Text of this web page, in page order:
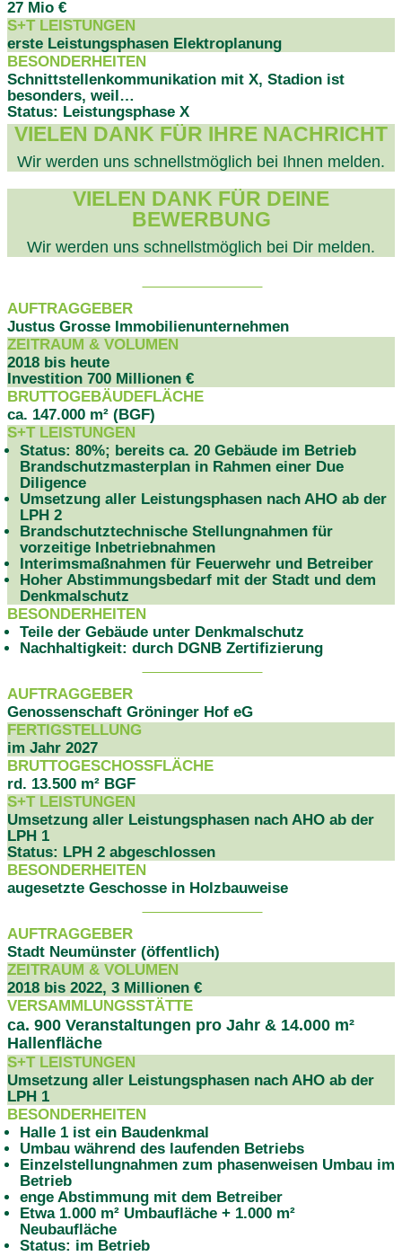
27 Mio €
S+T LEISTUNGEN
erste Leistungsphasen Elektroplanung
BESONDERHEITEN
Schnittstellenkommunikation mit X, Stadion ist
besonders, weil…
Status: Leistungsphase X
VIELEN DANK FÜR IHRE NACHRICHT
Wir werden uns schnellstmöglich bei Ihnen melden.
VIELEN DANK FÜR DEINE
BEWERBUNG
Wir werden uns schnellstmöglich bei Dir melden.
AUFTRAGGEBER
Justus Grosse Immobilienunternehmen
ZEITRAUM & VOLUMEN
2018 bis heute
Investition 700 Millionen €
BRUTTOGEBÄUDEFLÄCHE
ca. 147.000 m² (BGF)
S+T LEISTUNGEN
Status: 80%; bereits ca. 20 Gebäude im Betrieb
Brandschutzmasterplan in Rahmen einer Due
Diligence
Umsetzung aller Leistungsphasen nach AHO ab der
LPH 2
Brandschutztechnische Stellungnahmen für
vorzeitige Inbetriebnahmen
Interimsmaßnahmen für Feuerwehr und Betreiber
Hoher Abstimmungsbedarf mit der Stadt und dem
Denkmalschutz
BESONDERHEITEN
Teile der Gebäude unter Denkmalschutz
Nachhaltigkeit: durch DGNB Zertifizierung
AUFTRAGGEBER
Genossenschaft Gröninger Hof eG
FERTIGSTELLUNG
im Jahr 2027
BRUTTOGESCHOSSFLÄCHE
rd. 13.500 m² BGF
S+T LEISTUNGEN
Umsetzung aller Leistungsphasen nach AHO ab der
LPH 1
Status: LPH 2 abgeschlossen
BESONDERHEITEN
augesetzte Geschosse in Holzbauweise
AUFTRAGGEBER
Stadt Neumünster (öffentlich)
ZEITRAUM & VOLUMEN
2018 bis 2022, 3 Millionen €
VERSAMMLUNGSSTÄTTE
ca. 900 Veranstaltungen pro Jahr & 14.000 m²
Hallenfläche
S+T LEISTUNGEN
Umsetzung aller Leistungsphasen nach AHO ab der
LPH 1
BESONDERHEITEN
Halle 1 ist ein Baudenkmal
Umbau während des laufenden Betriebs
Einzelstellungnahmen zum phasenweisen Umbau im
Betrieb
enge Abstimmung mit dem Betreiber
Etwa 1.000 m² Umbaufläche + 1.000 m²
Neubaufläche
Status: im Betrieb